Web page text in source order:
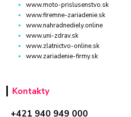
www.moto-prislusenstvo.sk
www.firemne-zariadenie.sk
www.nahradnediely.online
www.uni-zdrav.sk
www.zlatnictvo-online.sk
www.zariadenie-firmy.sk
Kontakty
+421 940 949 000